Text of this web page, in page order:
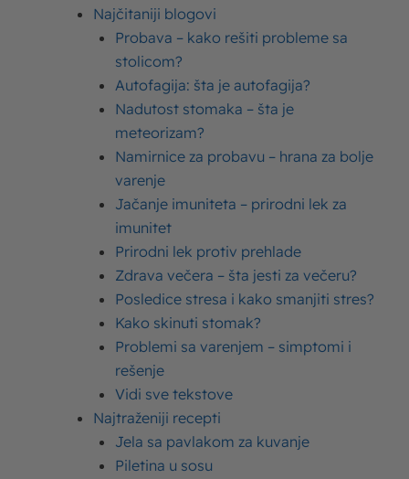
Najčitaniji blogovi
Probava – kako rešiti probleme sa
stolicom?
Autofagija: šta je autofagija?
Nadutost stomaka – šta je
meteorizam?
Namirnice za probavu – hrana za bolje
varenje
Jačanje imuniteta – prirodni lek za
imunitet
Prirodni lek protiv prehlade
Zdrava večera – šta jesti za večeru?
Posledice stresa i kako smanjiti stres?
Kako skinuti stomak?
Problemi sa varenjem – simptomi i
rešenje
Vidi sve tekstove
Najtraženiji recepti
Jela sa pavlakom za kuvanje
Piletina u sosu
Najčitanije
Sutlijaš – recepti za sutlijaš fantastičnog
Palačinke recept – kako se prave ukusni
filovi i smesa za palačinke
Ugljeni hidrati – šta su ugljeni hidrati u hrani i
koja je njihova uloga
Proteini – šta su proteini i zašto su važni za
organizam?